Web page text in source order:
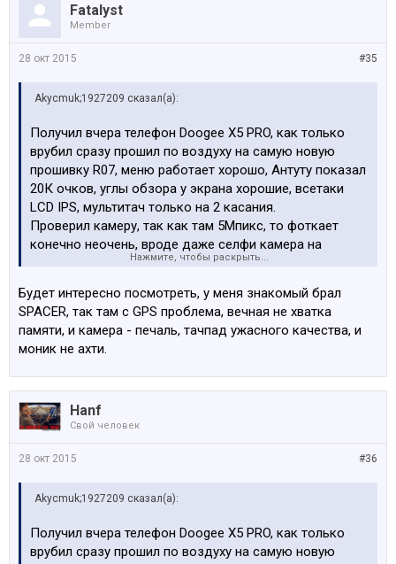
Fatalyst
Member
#35
28 окт 2015
Akycmuk;1927209 сказал(а):
Получил вчера телефон Doogee X5 PRO, как только
врубил сразу прошил по воздуху на самую новую
прошивку R07, меню работает хорошо, Антуту показал
20К очков, углы обзора у экрана хорошие, всетаки
LCD IPS, мультитач только на 2 касания.
Проверил камеру, так как там 5Мпикс, то фоткает
конечно неочень, вроде даже селфи камера на
2Мпикс фоткает лучше чем задняя. Короче все в
камеры, она посредственная.
Работает дабл-тап и другие жесты.
Когда будет побольше времени, выложу небольшой
обзор и примеры видео и фоток.
Пока еще сим-карту не вставлял и GPS не проверил.
Поэтому насчет этого ничего не скажу.
П.С. Заказывал за 73 ЕУР.
Нажмите, чтобы раскрыть...
Будет интересно посмотреть, у меня знакомый брал
SPACER, так там с GPS проблема, вечная не хватка
памяти, и камера - печаль, тачпад ужасного качества, и
моник не ахти.
Hanf
Свой человек
#36
28 окт 2015
Akycmuk;1927209 сказал(а):
Получил вчера телефон Doogee X5 PRO, как только
врубил сразу прошил по воздуху на самую новую